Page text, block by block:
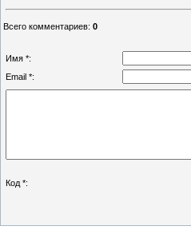
Всего комментариев: 0
Имя *:
Email *:
Код *: